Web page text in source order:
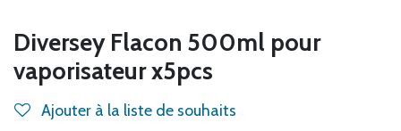
Diversey Flacon 500ml pour
vaporisateur x5pcs
Ajouter à la liste de souhaits